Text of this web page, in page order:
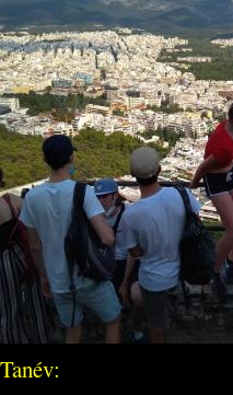
Tanév: